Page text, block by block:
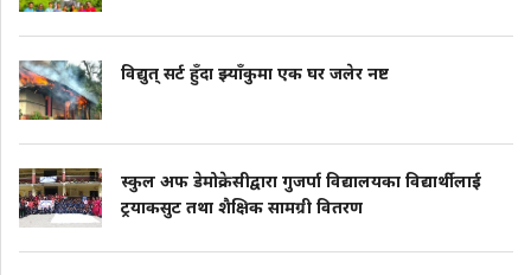
विद्युत् सर्ट हुँदा झ्याँकुमा एक घर जलेर नष्ट
स्कुल अफ डेमोक्रेसीद्वारा गुजर्पा विद्यालयका विद्यार्थीलाई
ट्रयाकसुट तथा शैक्षिक सामग्री वितरण